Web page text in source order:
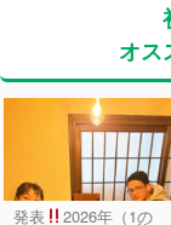
オス
発表 2026年（1の